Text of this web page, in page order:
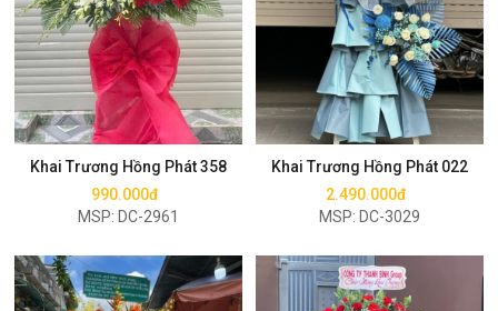
Khai Trương Hồng Phát 358
990.000đ
MSP: DC-2961
Mua ngay
Khai Trương Hồng Phát 022
2.490.000đ
MSP: DC-3029
Mua ngay